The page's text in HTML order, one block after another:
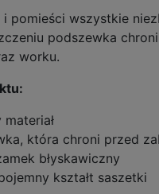
pomieści wszystkie
podszewka
worku.
która chroni przed
błyskawiczny
kształt saszetki